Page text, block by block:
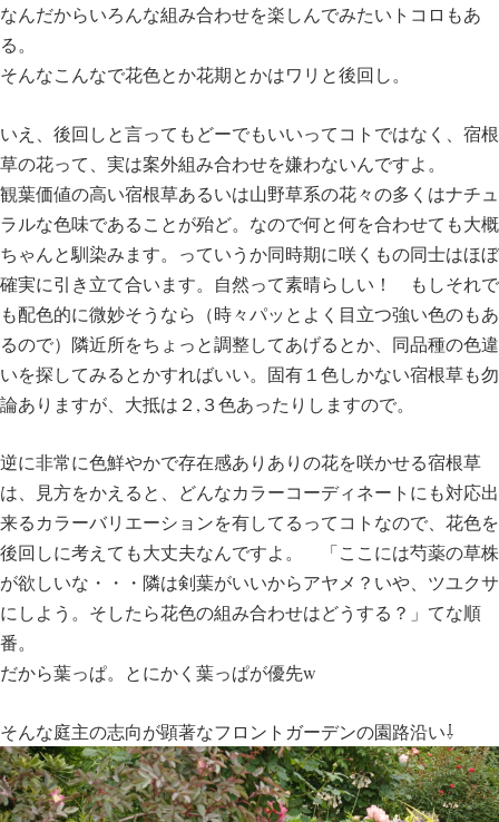
なんだからいろんな組み合わせを楽しんでみたいトコロもあ
る。
そんなこんなで花色とか花期とかはワリと後回し。
いえ、後回しと言ってもどーでもいいってコトではなく、宿根
草の花って、実は案外組み合わせを嫌わないんですよ。
観葉価値の高い宿根草あるいは山野草系の花々の多くはナチュ
ラルな色味であることが殆ど。なので何と何を合わせても大概
ちゃんと馴染みます。っていうか同時期に咲くもの同士はほぼ
確実に引き立て合います。自然って素晴らしい！ もしそれで
も配色的に微妙そうなら（時々パッとよく目立つ強い色のもあ
るので）隣近所をちょっと調整してあげるとか、同品種の色違
いを探してみるとかすればいい。固有１色しかない宿根草も勿
論ありますが、大抵は２,３色あったりしますので。
逆に非常に色鮮やかで存在感ありありの花を咲かせる宿根草
は、見方をかえると、どんなカラーコーディネートにも対応出
来るカラーバリエーションを有してるってコトなので、花色を
後回しに考えても大丈夫なんですよ。 「ここには芍薬の草株
が欲しいな・・・隣は剣葉がいいからアヤメ？いや、ツユクサ
にしよう。そしたら花色の組み合わせはどうする？」てな順
番。
だから葉っぱ。とにかく葉っぱが優先w
そんな庭主の志向が顕著なフロントガーデンの園路沿い⇩